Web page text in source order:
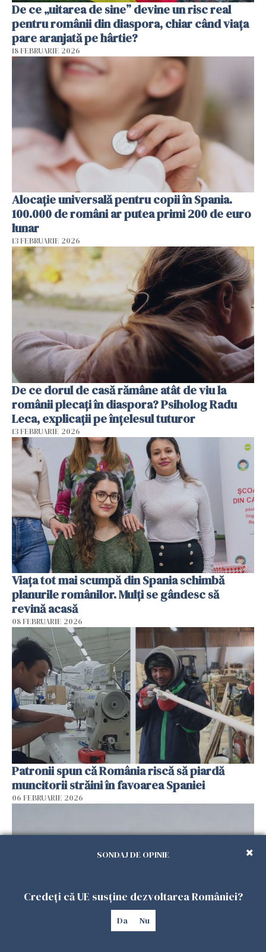
De ce „uitarea de sine” devine un risc real
pentru românii din diaspora, chiar când viața
pare aranjată pe hârtie?
18 FEBRUARIE 2026
Alocație universală pentru copii în Spania.
100.000 de români ar putea primi 200 de euro
lunar
13 FEBRUARIE 2026
De ce dorul de casă rămâne atât de viu la
românii plecați în diaspora? Psiholog Radu
Leca, explicații pe înțelesul tuturor
13 FEBRUARIE 2026
Viața tot mai scumpă din Spania schimbă
planurile românilor. Mulți se gândesc să
revină acasă
08 FEBRUARIE 2026
Patronii spun că România riscă să piardă
muncitorii străini în favoarea Spaniei
06 FEBRUARIE 2026
SONDAJ DE OPINIE
Credeți că UE susține dezvoltarea României?
Da Nu